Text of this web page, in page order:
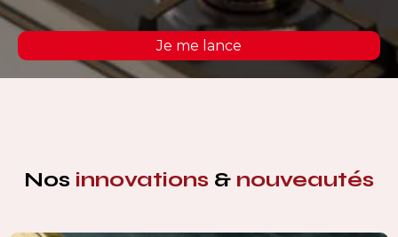
Je me lance
Nos innovations & nouveautés